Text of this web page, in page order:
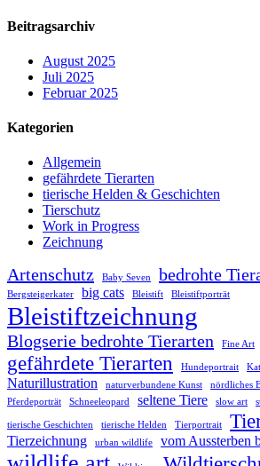
Beitragsarchiv
August 2025
Juli 2025
Februar 2025
Kategorien
Allgemein
gefährdete Tierarten
tierische Helden & Geschichten
Tierschutz
Work in Progress
Zeichnung
Artenschutz Baby Seven bedrohte
Bergsteigerkater
big cats Bleistift Bleistiftporträt
Bleistiftzeichnung
Blogserie bedrohte Tierarten Fine Art
gefährdete Tierarten Hundeportrait
Naturillustration naturverbundene Kunst nördliches
Pferdeporträt
Schneeleopard seltene Tiere slow art
tierische Geschichten tierische Helden Tierportrait
Tierzeichnung
urban wildlife vom Aussterben